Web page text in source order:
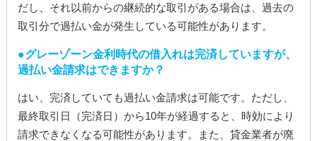
だし、それ以前からの継続的な取引がある場合は、過去の
取引分で過払い金が発生している可能性があります。
グレーゾーン金利時代の借入れは完済していますが、
過払い金請求はできますか？
はい、完済していても過払い金請求は可能です。ただし、
最終取引日（完済日）から10年が経過すると、時効により
請求できなくなる可能性があります。また、貸金業者が廃